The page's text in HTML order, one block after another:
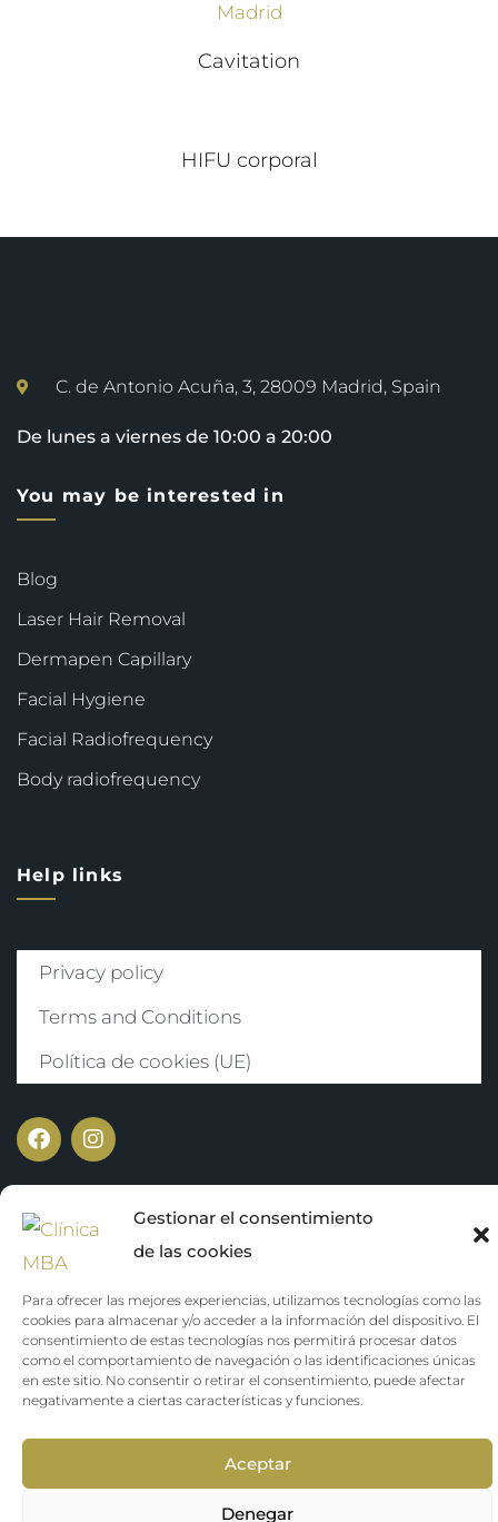
Gestionar el consentimiento
de las cookies
Para ofrecer las mejores experiencias, utilizamos tecnologías como las
cookies para almacenar y/o acceder a la información del dispositivo. El
consentimiento de estas tecnologías nos permitirá procesar datos
como el comportamiento de navegación o las identificaciones únicas
en este sitio. No consentir o retirar el consentimiento, puede afectar
negativamente a ciertas características y funciones.
Aceptar
Denegar
Cavitation
HIFU corporal
C. de Antonio Acuña, 3, 28009 Madrid, Spain
De lunes a viernes de 10:00 a 20:00
You may be interested in
Blog
Laser Hair Removal
Dermapen Capillary
Facial Hygiene
Facial Radiofrequency
Body radiofrequency
Help links
Privacy policy
Terms and Conditions
Política de cookies (UE)
Copyright ©️ 2024 Clínica MBA. Diseñado porGet Inside the
Business